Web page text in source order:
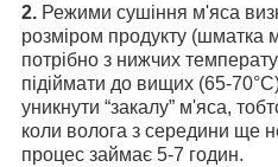
2. Режими сушіння м'яса
розміром продукту (шматка
потрібно з нижчих
підіймати до вищих (65-
уникнути “закалу” м'яса,
коли волога з середини ще
процес займає 5-7 годин.